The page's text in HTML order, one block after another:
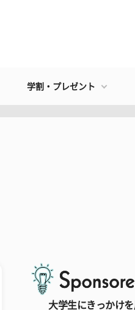
学割・プレゼント
大学生にきっかけ